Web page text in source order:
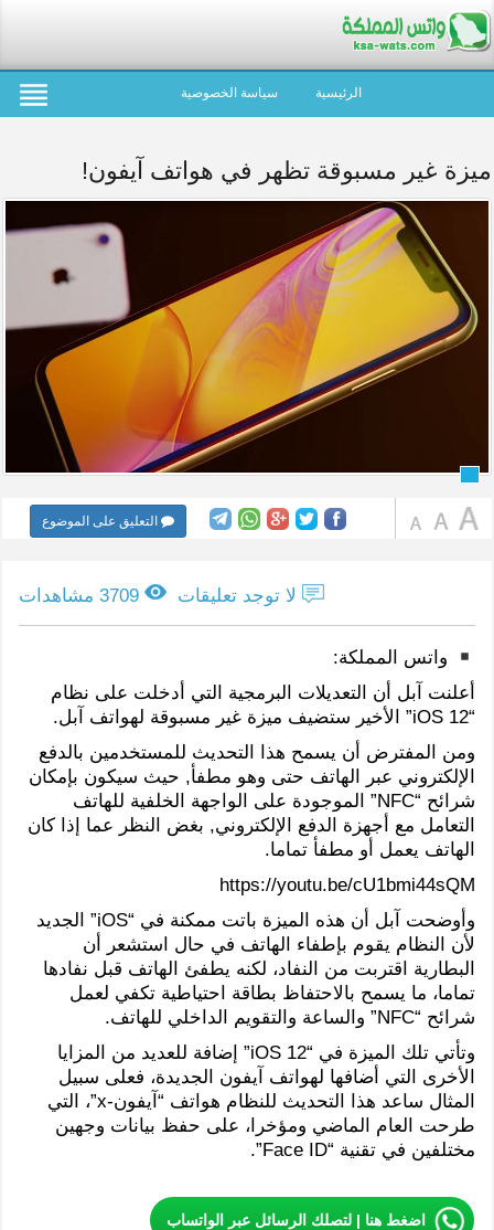
الرئيسية سياسة الخصوصية
ميزة غير مسبوقة تظهر في هواتف آيفون!
التعليق على الموضوع
لا توجد تعليقات 3709 مشاهدات
واتس المملكة:
أعلنت آبل أن التعديلات البرمجية التي أدخلت على نظام
“iOS 12” الأخير ستضيف ميزة غير مسبوقة لهواتف آبل.
ومن المفترض أن يسمح هذا التحديث للمستخدمين بالدفع
الإلكتروني عبر الهاتف حتى وهو مطفأ, حيث سيكون بإمكان
شرائح “NFC” الموجودة على الواجهة الخلفية للهاتف
التعامل مع أجهزة الدفع الإلكتروني, بغض النظر عما إذا كان
الهاتف يعمل أو مطفأ تماما.
https://youtu.be/cU1bmi44sQM
وأوضحت آبل أن هذه الميزة باتت ممكنة في “iOS” الجديد
لأن النظام يقوم بإطفاء الهاتف في حال استشعر أن
البطارية اقتربت من النفاد، لكنه يطفئ الهاتف قبل نفادها
تماما، ما يسمح بالاحتفاظ بطاقة احتياطية تكفي لعمل
شرائح “NFC” والساعة والتقويم الداخلي للهاتف.
وتأتي تلك الميزة في “iOS 12” إضافة للعديد من المزايا
الأخرى التي أضافها لهواتف آيفون الجديدة، فعلى سبيل
المثال ساعد هذا التحديث للنظام هواتف “آيفون-x”، التي
طرحت العام الماضي ومؤخرا، على حفظ بيانات وجهين
مختلفين في تقنية “Face ID”.
اضغط هنا | لتصلك الرسائل عبر الواتساب